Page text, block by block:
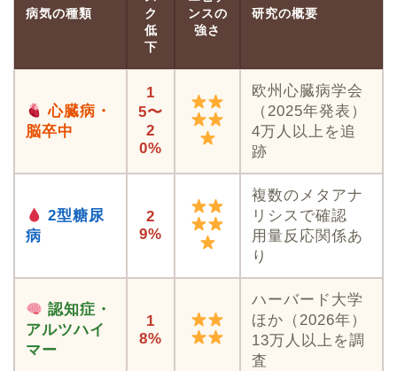
病気の種類
ク
低
下
ンスの
強さ
研究の概要
心臓病・
脳卒中
1
5〜
2
0%
欧州心臓病学会
（2025年発表）
4万人以上を追
跡
2型糖尿
病
2
9%
複数のメタアナ
リシスで確認
用量反応関係あ
り
認知症・
アルツハイ
マー
1
8%
ハーバード大学
ほか（2026年）
13万人以上を調
査